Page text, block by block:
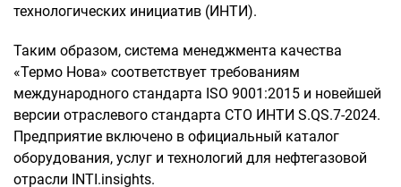
технологических инициатив (ИНТИ).
Таким образом, система менеджмента качества
«Термо Нова» соответствует требованиям
международного стандарта ISO 9001:2015 и новейшей
версии отраслевого стандарта СТО ИНТИ S.QS.7-2024.
Предприятие включено в официальный каталог
оборудования, услуг и технологий для нефтегазовой
отрасли INTI.insights.